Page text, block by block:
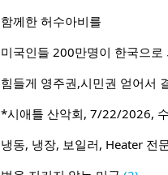
함께한 허수아비를
미국인들 200만명이 한국으로
힘들게 영주권,시민권 얻어서
*시애틀 산악회, 7/22/2026,
냉동, 냉장, 보일러, Heater 전